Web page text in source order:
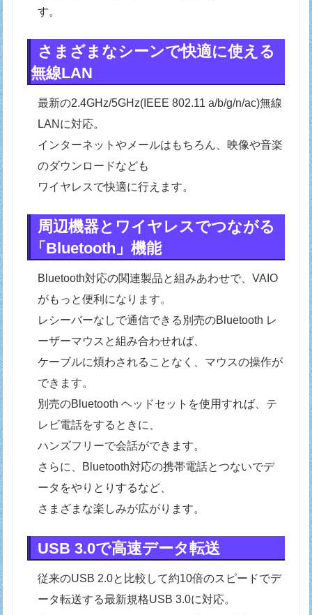
す。
さまざまなシーンで快適に使える
無線LAN
最新の2.4GHz/5GHz(IEEE 802.11 a/b/g/n/ac)無線
LANに対応。
インターネットやメールはもちろん、映像や音楽
のダウンロードなども
ワイヤレスで快適に行えます。
周辺機器とワイヤレスでつながる
「Bluetooth」機能
Bluetooth対応の関連製品と組みあわせで、VAIO
がもっと便利になります。
レシーバーなしで通信できる別売のBluetooth レ
ーザーマウスと組み合わせれば、
ケーブルに煩わされることなく、マウスの操作が
できます。
別売のBluetooth ヘッドセットを使用すれば、テ
レビ電話をするときに、
ハンズフリーで会話ができます。
さらに、Bluetooth対応の携帯電話とつないでデ
ータをやりとりするなど、
さまざまな楽しみが広がります。
USB 3.0で高速データ転送
従来のUSB 2.0と比較して約10倍のスピードでデ
ータ転送する最新規格USB 3.0に対応。